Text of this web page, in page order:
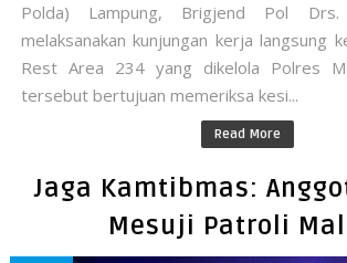
Polda) Lampung, Brigjend Pol Drs.
melaksanakan kunjungan kerja langsung
Rest Area 234 yang dikelola Polres
tersebut bertujuan memeriksa kesi...
Read More
Jaga Kamtibmas:
Mesuji Patroli